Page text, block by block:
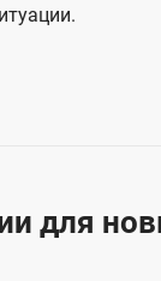
для